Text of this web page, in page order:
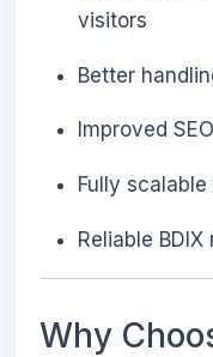
visitors
Better
Improved
Fully
Reliable
Why